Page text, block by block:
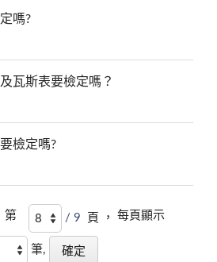
嗎?
瓦斯表要檢定嗎？
檢定嗎?
第 / 9 頁 ， 每頁顯示
筆,